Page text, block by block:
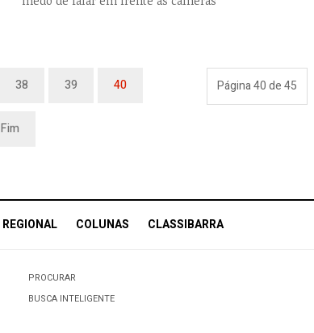
Página 40 de 45
38 39 40
Fim
REGIONAL COLUNAS CLASSIBARRA
PROCURAR
BUSCA INTELIGENTE